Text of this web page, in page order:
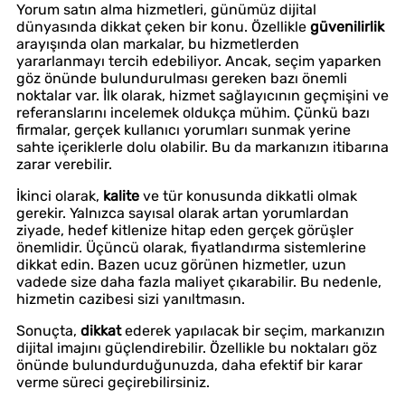
Yorum satın alma hizmetleri, günümüz dijital
dünyasında dikkat çeken bir konu. Özellikle güvenilirlik
arayışında olan markalar, bu hizmetlerden
yararlanmayı tercih edebiliyor. Ancak, seçim yaparken
göz önünde bulundurulması gereken bazı önemli
noktalar var. İlk olarak, hizmet sağlayıcının geçmişini ve
referanslarını incelemek oldukça mühim. Çünkü bazı
firmalar, gerçek kullanıcı yorumları sunmak yerine
sahte içeriklerle dolu olabilir. Bu da markanızın itibarına
zarar verebilir.
İkinci olarak, kalite ve tür konusunda dikkatli olmak
gerekir. Yalnızca sayısal olarak artan yorumlardan
ziyade, hedef kitlenize hitap eden gerçek görüşler
önemlidir. Üçüncü olarak, fiyatlandırma sistemlerine
dikkat edin. Bazen ucuz görünen hizmetler, uzun
vadede size daha fazla maliyet çıkarabilir. Bu nedenle,
hizmetin cazibesi sizi yanıltmasın.
Sonuçta, dikkatederek yapılacak bir seçim, markanızın
dijital imajını güçlendirebilir. Özellikle bu noktaları göz
önünde bulundurduğunuzda, daha efektif bir karar
verme süreci geçirebilirsiniz.